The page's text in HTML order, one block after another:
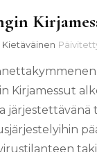
Kietäväinen
Kirjamessut
järjestettävänä